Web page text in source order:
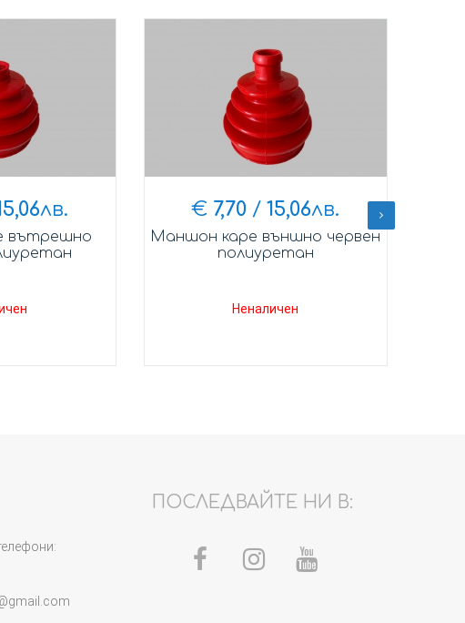
лв.
вътрешно
€ 7,70 / 15,06лв.
Маншон каре външно червен
полиуретан
Неналичен
ПОСЛЕДВАЙТЕ НИ В: